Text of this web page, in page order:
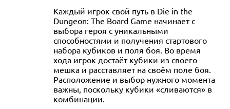
Каждый игрок свой путь в Die in the
Dungeon: The Board Game начинает с
выбора героя с уникальными
способностями и получения стартового
набора кубиков и поля боя. Во время
хода игрок достаёт кубики из своего
мешка и расставляет на своём поле боя.
Расположение и выбор нужного момента
важны, поскольку кубики «сливаются» в
комбинации.